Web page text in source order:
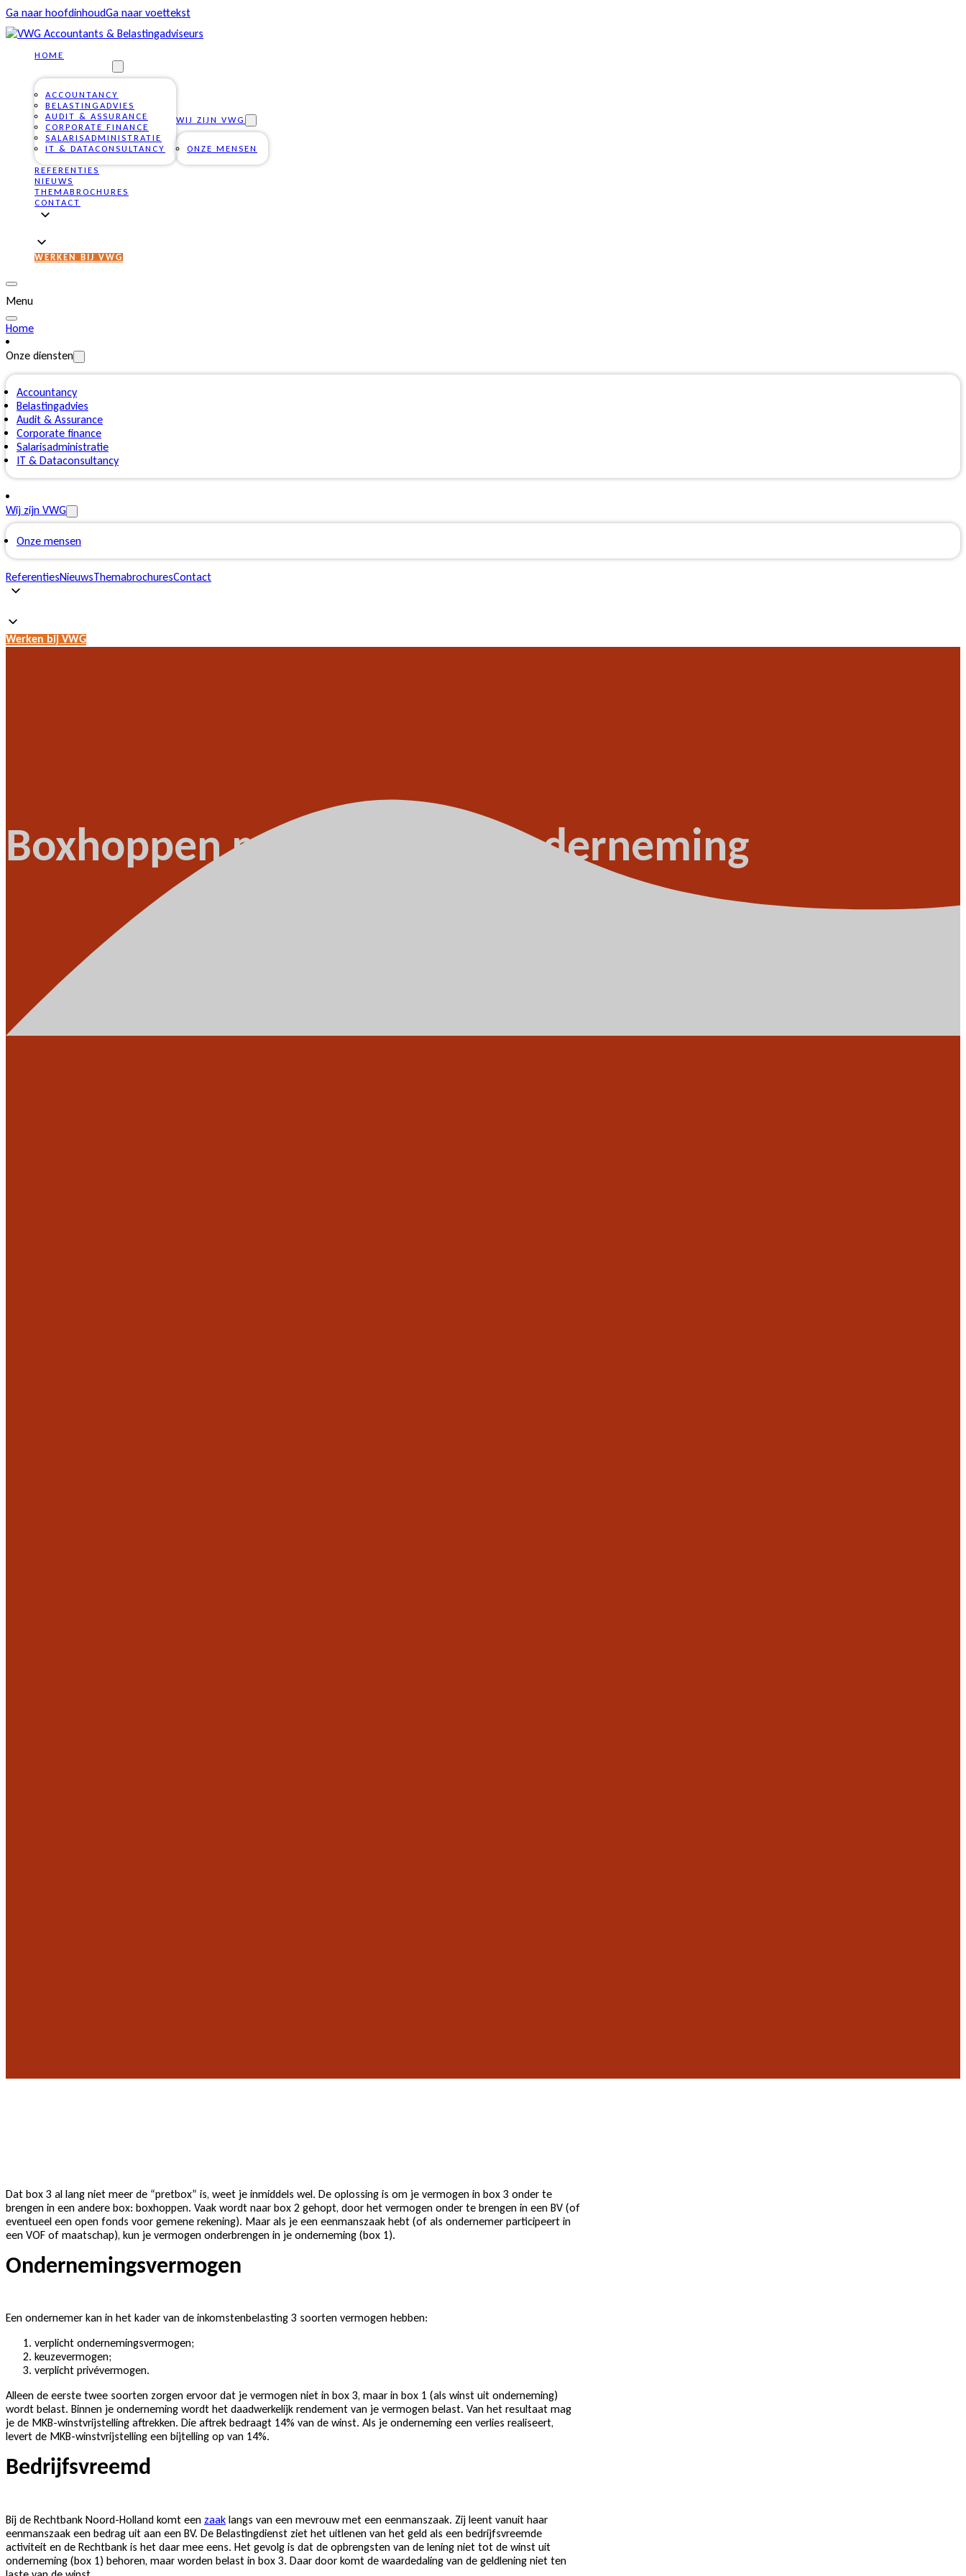
Ga naar hoofdinhoudGa naar voettekst
HOME
ACCOUNTANCY
BELASTINGADVIES
AUDIT & ASSURANCE
CORPORATE FINANCE
SALARISADMINISTRATIE
IT & DATACONSULTANCY
WIJ ZIJN VWG
ONZE MENSEN
REFERENTIES
NIEUWS
THEMABROCHURES
CONTACT
WERKEN BIJ VWG
Menu
Home
Onze diensten
Accountancy
Belastingadvies
Audit & Assurance
Corporate finance
Salarisadministratie
IT & Dataconsultancy
Wij zijn VWG
Onze mensen
ReferentiesNieuwsThemabrochuresContact
Werken bij VWG
Boxhoppen met winst uit onderneming
Dat box 3 al lang niet meer de “pretbox” is, weet je inmiddels wel. De oplossing is om je vermogen in box 3 onder te
brengen in een andere box: boxhoppen. Vaak wordt naar box 2 gehopt, door het vermogen onder te brengen in een BV (of
eventueel een open fonds voor gemene rekening). Maar als je een eenmanszaak hebt (of als ondernemer participeert in
een VOF of maatschap), kun je vermogen onderbrengen in je onderneming (box 1).
Ondernemingsvermogen
Een ondernemer kan in het kader van de inkomstenbelasting 3 soorten vermogen hebben:
verplicht ondernemingsvermogen;
keuzevermogen;
verplicht privévermogen.
Alleen de eerste twee soorten zorgen ervoor dat je vermogen niet in box 3, maar in box 1 (als winst uit onderneming)
wordt belast. Binnen je onderneming wordt het daadwerkelijk rendement van je vermogen belast. Van het resultaat mag
je de MKB-winstvrijstelling aftrekken. Die aftrek bedraagt 14% van de winst. Als je onderneming een verlies realiseert,
levert de MKB-winstvrijstelling een bijtelling op van 14%.
Bedrijfsvreemd
Bij de Rechtbank Noord-Holland komt een zaak langs van een mevrouw met een eenmanszaak. Zij leent vanuit haar
eenmanszaak een bedrag uit aan een BV. De Belastingdienst ziet het uitlenen van het geld als een bedrijfsvreemde
activiteit en de Rechtbank is het daar mee eens. Het gevolg is dat de opbrengsten van de lening niet tot de winst uit
onderneming (box 1) behoren, maar worden belast in box 3. Daar door komt de waardedaling van de geldlening niet ten